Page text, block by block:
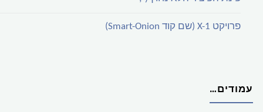
פרויקט X-1 (שם קוד Smart-Onion)
עמודים…